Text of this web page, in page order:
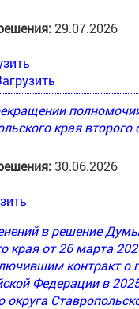
29.07.2026
края
30.06.2026
в решение
края от 26 марта
контракт о
Федерации в
округа